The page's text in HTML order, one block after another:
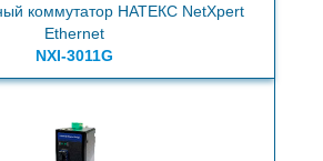
коммутатор НАТЕКС NetXpert
Ethernet
NXI-3011G